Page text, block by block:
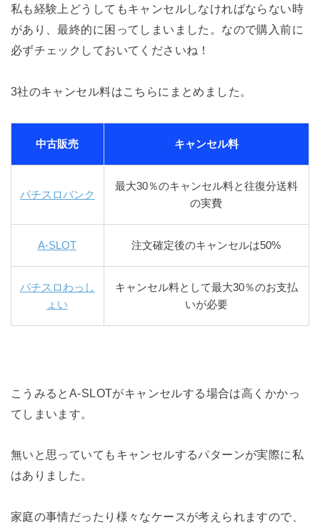
私も経験上どうしてもキャンセルしなければならない時
があり、最終的に困ってしまいました。なので購入前に
必ずチェックしておいてくださいね！
3社のキャンセル料はこちらにまとめました。
中古販売 キャンセル料
パチスロバンク
最大30％のキャンセル料と往復分送料
の実費
A-SLOT 注文確定後のキャンセルは50%
パチスロわっし
ょい
キャンセル料として最大30％のお支払
いが必要
こうみるとA-SLOTがキャンセルする場合は高くかかっ
てしまいます。
無いと思っていてもキャンセルするパターンが実際に私
はありました。
家庭の事情だったり様々なケースが考えられますので、